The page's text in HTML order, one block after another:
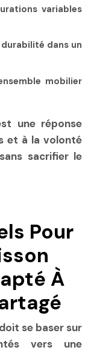
variables
dans un
mobilier
une réponse
et à la volonté
sacrifier le
Pour
À
se baser sur
vers une